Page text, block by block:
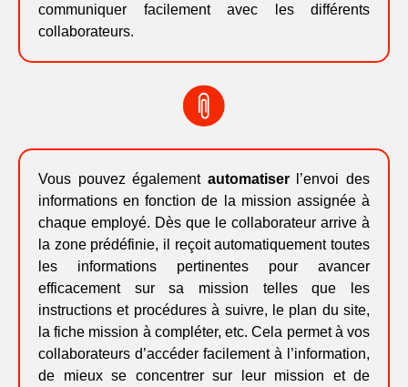
communiquer facilement avec les différents
collaborateurs.
Vous pouvez également automatiserl’envoi des
informations en fonction de la mission assignée à
chaque employé. Dès que le collaborateur arrive à
la zone prédéfinie, il reçoit automatiquement toutes
les informations pertinentes pour avancer
efficacement sur sa mission telles que les
instructions et procédures à suivre, le plan du site,
la fiche mission à compléter, etc. Cela permet à vos
collaborateurs d’accéder facilement à l’information,
de mieux se concentrer sur leur mission et de